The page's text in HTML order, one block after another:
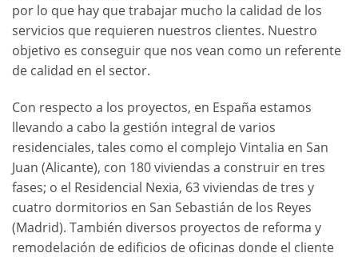
por lo que hay que trabajar mucho la calidad de los
servicios que requieren nuestros clientes. Nuestro
objetivo es conseguir que nos vean como un referente
de calidad en el sector.
Con respecto a los proyectos, en España estamos
llevando a cabo la gestión integral de varios
residenciales, tales como el complejo Vintalia en San
Juan (Alicante), con 180 viviendas a construir en tres
fases; o el Residencial Nexia, 63 viviendas de tres y
cuatro dormitorios en San Sebastián de los Reyes
(Madrid). También diversos proyectos de reforma y
remodelación de edificios de oficinas donde el cliente